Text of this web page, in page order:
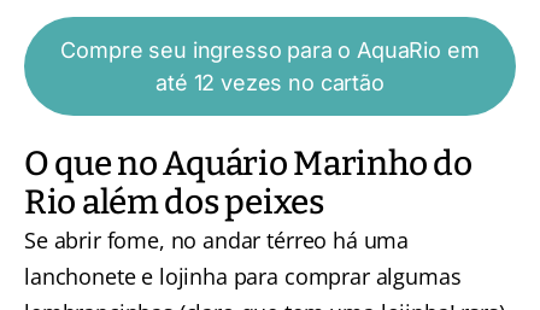
Compre seu ingresso para o AquaRio em
até 12 vezes no cartão
O que no Aquário Marinho do
Rio além dos peixes
Se abrir fome, no andar térreo há uma
lanchonete e lojinha para comprar algumas